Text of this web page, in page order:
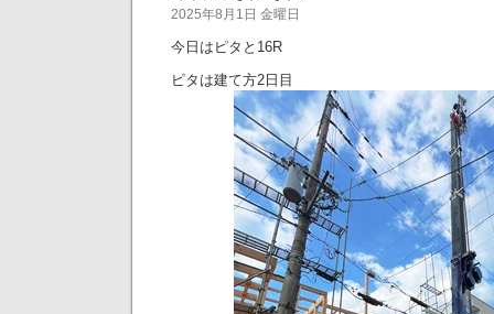
2025年8月1日 金曜日
今日はピタと16R
ピタは建て方2日目